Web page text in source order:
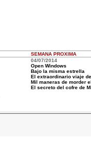
SEMANA PROXIMA
04/07/2014
Open Windows
Bajo la misma estrella
El extraordinario viaje
Mil maneras de morder
El secreto del cofre de